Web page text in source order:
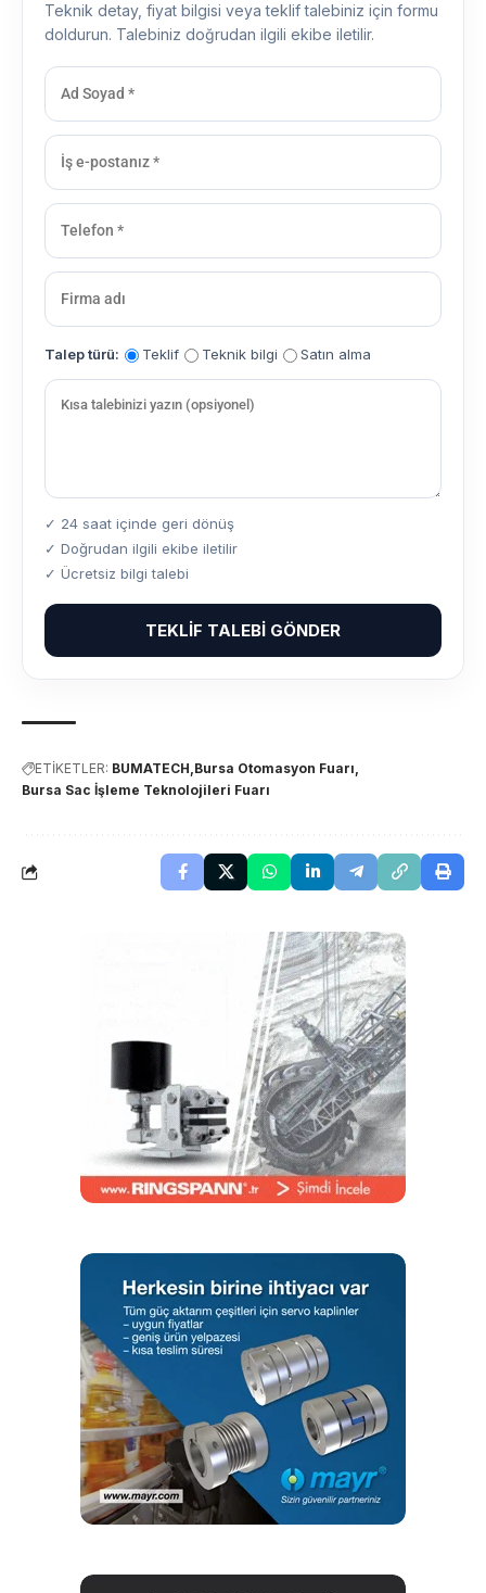
Teknik detay, fiyat bilgisi veya teklif talebiniz için formu
doldurun. Talebiniz doğrudan ilgili ekibe iletilir.
Talep türü: Teklif Teknik bilgi Satın alma
✓ 24 saat içinde geri dönüş
✓ Doğrudan ilgili ekibe iletilir
✓ Ücretsiz bilgi talebi
TEKLIF TALEBI GÖNDER
ETİKETLER: BUMATECH Bursa Otomasyon Fuarı
Bursa Sac İşleme Teknolojileri Fuarı